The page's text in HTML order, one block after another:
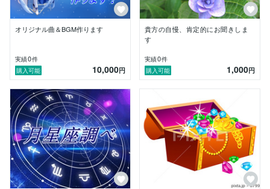
オリジナル曲＆BGM作ります
実績0件
購入可能
10,000円
貴方の自慢、肯定的にお聞きしま
す
実績0件
購入可能
1,000円